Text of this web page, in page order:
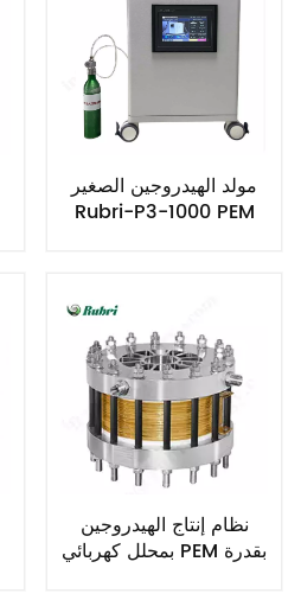
مولد الهيدروجين الصغير
Rubri-P3-1000 PEM
نظام إنتاج الهيدروجين
بمحلل كهربائي PEM بقدرة